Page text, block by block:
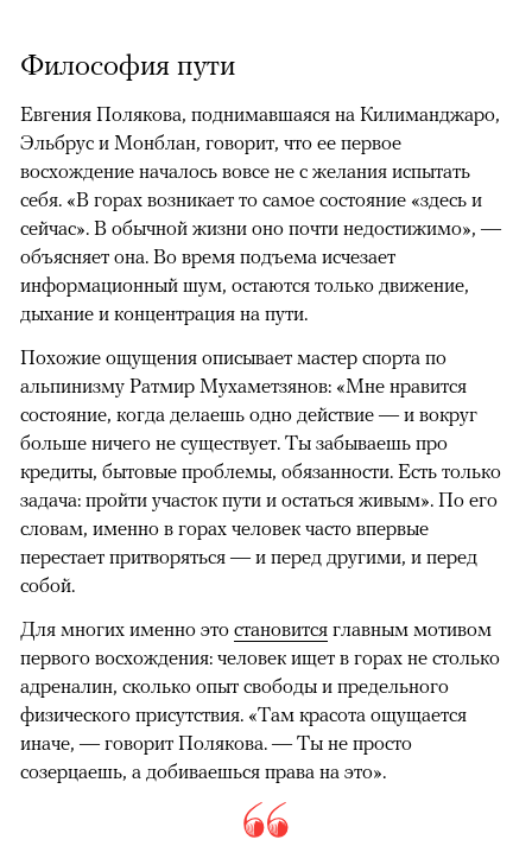
Философия пути
Евгения Полякова, поднимавшаяся на Килиманджаро,
Эльбрус и Монблан, говорит, что ее первое
восхождение началось вовсе не с желания испытать
себя. «В горах возникает то самое состояние «здесь и
сейчас». В обычной жизни оно почти недостижимо», —
объясняет она. Во время подъема исчезает
информационный шум, остаются только движение,
дыхание и концентрация на пути.
Похожие ощущения описывает мастер спорта по
альпинизму Ратмир Мухаметзянов: «Мне нравится
состояние, когда делаешь одно действие — и вокруг
больше ничего не существует. Ты забываешь про
кредиты, бытовые проблемы, обязанности. Есть только
задача: пройти участок пути и остаться живым». По его
словам, именно в горах человек часто впервые
перестает притворяться — и перед другими, и перед
собой.
Для многих именно это становится главным мотивом
первого восхождения: человек ищет в горах не столько
адреналин, сколько опыт свободы и предельного
физического присутствия. «Там красота ощущается
иначе, — говорит Полякова. — Ты не просто
созерцаешь, а добиваешься права на это».